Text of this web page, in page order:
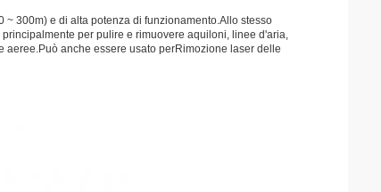
300m) e di alta potenza di funzionamento.Allo stesso
per pulire e rimuovere aquiloni, linee d'aria,
aeree.Può anche essere usato perRimozione laser delle